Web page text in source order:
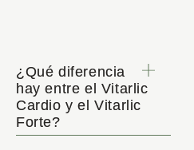
¿Qué diferencia
hay entre el Vitarlic
Cardio y el Vitarlic
Forte?